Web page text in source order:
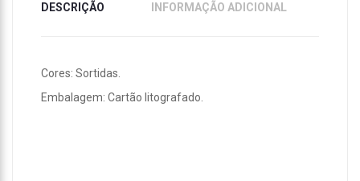
DESCRIÇÃO INFORMAÇÃO ADICIONAL
Cores: Sortidas.
Embalagem: Cartão litografado.